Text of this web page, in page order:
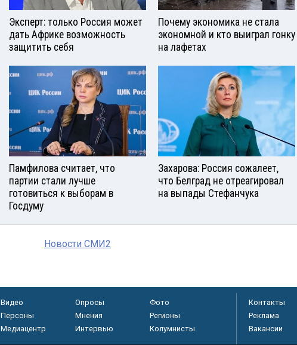
Эксперт: только Россия может
дать Африке возможность
защитить себя
Почему экономика не стала
экономной и кто выиграл гонку
на лафетах
Памфилова считает, что
партии стали лучше
готовиться к выборам в
Госдуму
Захарова: Россия сожалеет,
что Белград не отреагировал
на выпады Стефанчука
Новости СМИ2
Видео Опросы
Фото
Персоны
Мнения
Регионы
Медиацентр
Интервью Колумнисты
Контакты
Реклама
Вакансии